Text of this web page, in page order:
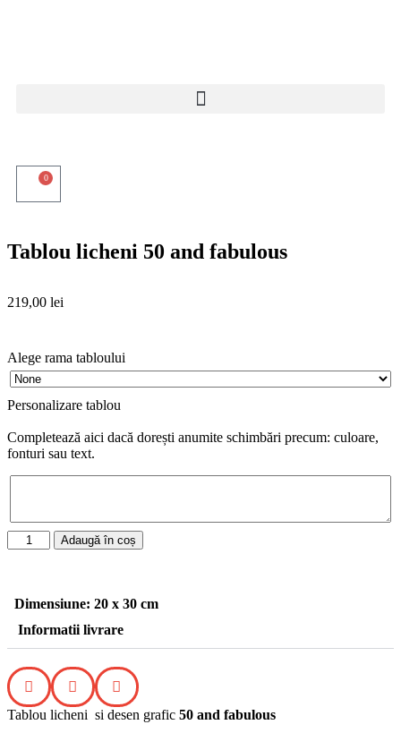
0
Tablou licheni 50 and fabulous
219,00 lei
Alege rama tabloului
Personalizare tablou
Completează aici dacă dorești anumite schimbări precum: culoare,
fonturi sau text.
Adaugă în coș
Dimensiune: 20 x 30 cm
Informatii livrare
Tablou licheni si desen grafic 50 and fabulous